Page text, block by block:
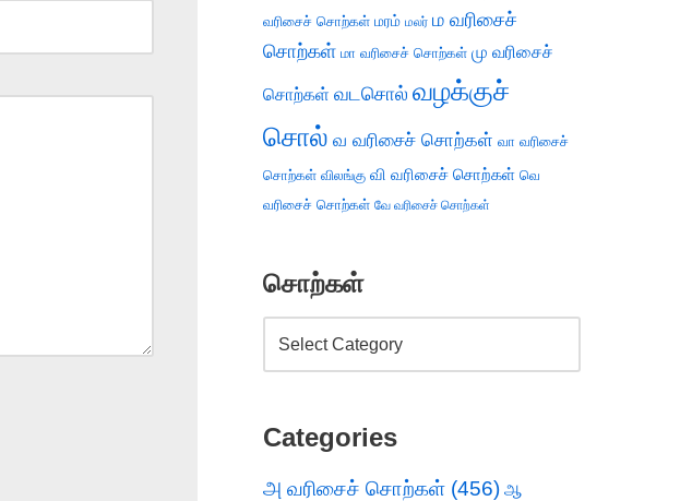
வரிசைச் சொற்கள் மரம் மலர் ம வரிசைச்
சொற்கள் மா வரிசைச் சொற்கள் மு வரிசைச்
சொற்கள் வடசொல் வழக்குச்
சொல் வ வரிசைச் சொற்கள் வா வரிசைச்
சொற்கள் விலங்கு வி வரிசைச் சொற்கள் வெ
வரிசைச் சொற்கள் வே வரிசைச் சொற்கள்
சொற்கள்
Categories
அ வரிசைச் சொற்கள் (456) ஆ